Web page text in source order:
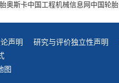
奥斯卡中国工程机械信息网中国轮
声明 研究与评价独立性声明
图